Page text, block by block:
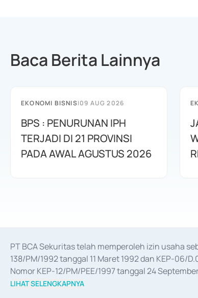
Baca Berita Lainnya
EKONOMI BISNIS|09 AUG 2026
BPS : PENURUNAN IPH
TERJADI DI 21 PROVINSI
PADA AWAL AGUSTUS 2026
PT BCA Sekuritas telah memperoleh izin usaha
138/PM/1992 tanggal 11 Maret 1992 dan KEP-06/
Nomor KEP-12/PM/PEE/1997 tanggal 24
merger, akuisisi, divestasi, dan
LIHAT SELENGKAPNYA